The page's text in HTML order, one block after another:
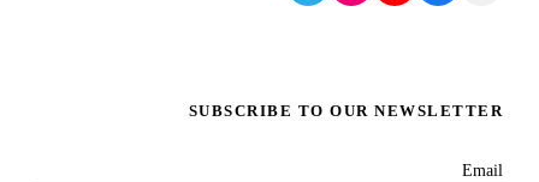
SUBSCRIBE TO OUR NEWSLETTER
Email